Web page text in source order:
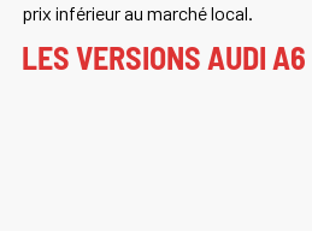
prix inférieur au marché local.
LES VERSIONS AUDI